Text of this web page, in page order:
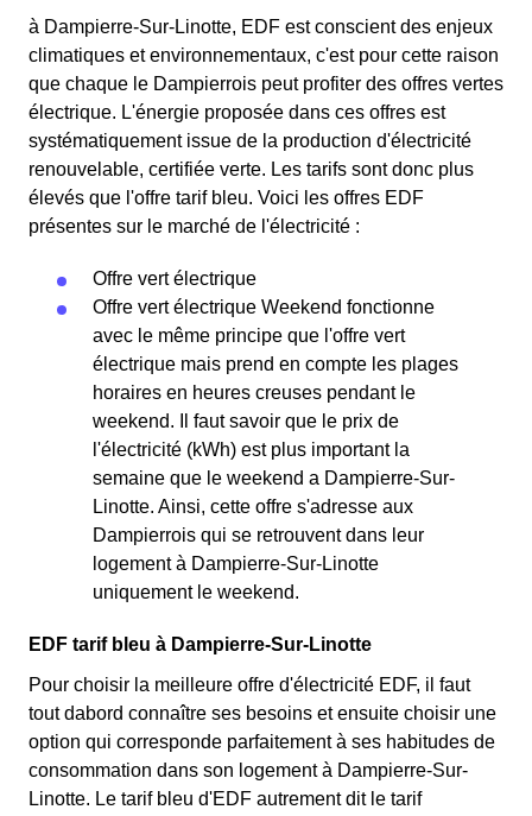
à Dampierre-Sur-Linotte, EDF est conscient des enjeux
climatiques et environnementaux, c'est pour cette raison
que chaque le Dampierrois peut profiter des offres vertes
électrique. L'énergie proposée dans ces offres est
systématiquement issue de la production d'électricité
renouvelable, certifiée verte. Les tarifs sont donc plus
élevés que l'offre tarif bleu. Voici les offres EDF
présentes sur le marché de l'électricité :
Offre vert électrique
Offre vert électrique Weekend fonctionne
avec le même principe que l'offre vert
électrique mais prend en compte les plages
horaires en heures creuses pendant le
weekend. Il faut savoir que le prix de
l'électricité (kWh) est plus important la
semaine que le weekend a Dampierre-Sur-
Linotte. Ainsi, cette offre s'adresse aux
Dampierrois qui se retrouvent dans leur
logement à Dampierre-Sur-Linotte
uniquement le weekend.
EDF tarif bleu à Dampierre-Sur-Linotte
Pour choisir la meilleure offre d'électricité EDF, il faut
tout dabord connaître ses besoins et ensuite choisir une
option qui corresponde parfaitement à ses habitudes de
consommation dans son logement à Dampierre-Sur-
Linotte. Le tarif bleu d'EDF autrement dit le tarif